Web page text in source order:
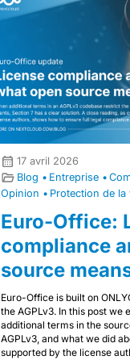
17 avril 2026
Blog
Entreprise
Opinion
Protection de la
Euro-Office:
compliance
source
Euro-Office is built on
the AGPLv3. In this post we
additional terms in the
AGPLv3, and what we did
supported by the license